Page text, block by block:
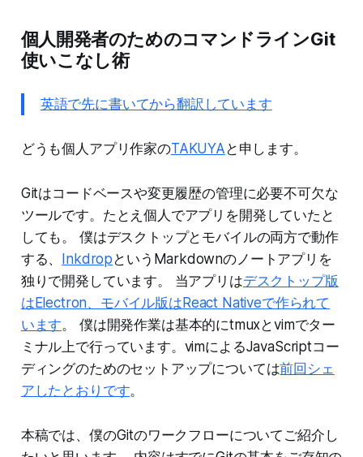
個人開発者のためのコマンドラインGit
使いこなし術
英語で先に書いてから翻訳しています
どうも個人アプリ作家のTAKUYA と申します。
Gitはコードベースや変更履歴の管理に必要不可欠な
ツールです。たとえ個人でアプリを開発していたと
しても。 僕はデスクトップとモバイルの両方で動作
する、 Inkdrop というMarkdownのノートアプリを
独りで開発しています。 当アプリはデスクトップ版
はElectron、モバイル版はReact Nativeで作られて
います。 僕は開発作業は基本的にtmuxとvimでター
ミナル上で行っています。vimによるJavaScriptコー
ディングのためのセットアップについては前回シェ
アしたとおりです。
本稿では、僕のGitのワークフローについてご紹介し